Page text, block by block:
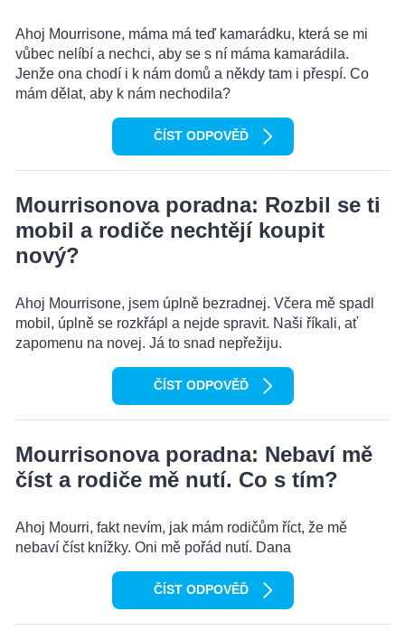
Ahoj Mourrisone, máma má teď kamarádku, která se mi
vůbec nelíbí a nechci, aby se s ní máma kamarádila.
Jenže ona chodí i k nám domů a někdy tam i přespí. Co
mám dělat, aby k nám nechodila?
ČÍST ODPOVĚĎ
Mourrisonova poradna: Rozbil se ti
mobil a rodiče nechtějí koupit
nový?
Ahoj Mourrisone, jsem úplně bezradnej. Včera mě spadl
mobil, úplně se rozkřápl a nejde spravit. Naši říkali, ať
zapomenu na novej. Já to snad nepřežiju.
ČÍST ODPOVĚĎ
Mourrisonova poradna: Nebaví mě
číst a rodiče mě nutí. Co s tím?
Ahoj Mourri, fakt nevím, jak mám rodičům říct, že mě
nebaví číst knížky. Oni mě pořád nutí. Dana
ČÍST ODPOVĚĎ